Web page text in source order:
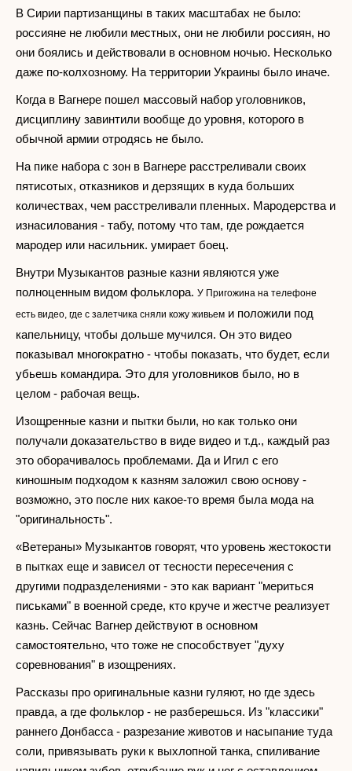
В Сирии партизанщины в таких масштабах не было:
россияне не любили местных, они не любили россиян, но
они боялись и действовали в основном ночью. Несколько
даже по-колхозному. На территории Украины было иначе.
Когда в Вагнере пошел массовый набор уголовников,
дисциплину завинтили вообще до уровня, которого в
обычной армии отродясь не было.
На пике набора с зон в Вагнере расстреливали своих
пятисотых, отказников и дерзящих в куда больших
количествах, чем расстреливали пленных. Мародерства и
изнасилования - табу, потому что там, где рождается
мародер или насильник. умирает боец.
Внутри Музыкантов разные казни являются уже
полноценным видом фольклора. У Пригожина на телефоне
есть видео, где с залетчика сняли кожу живьем и положили под
капельницу, чтобы дольше мучился. Он это видео
показывал многократно - чтобы показать, что будет, если
убьешь командира. Это для уголовников было, но в
целом - рабочая вещь.
Изощренные казни и пытки были, но как только они
получали доказательство в виде видео и т.д., каждый раз
это оборачивалось проблемами. Да и Игил с его
киношным подходом к казням заложил свою основу -
возможно, это после них какое-то время была мода на
"оригинальность".
«Ветераны» Музыкантов говорят, что уровень жестокости
в пытках еще и зависел от тесности пересечения с
другими подразделениями - это как вариант "мериться
письками" в военной среде, кто круче и жестче реализует
казнь. Сейчас Вагнер действуют в основном
самостоятельно, что тоже не способствует "духу
соревнования" в изощрениях.
Рассказы про оригинальные казни гуляют, но где здесь
правда, а где фольклор - не разберешься. Из "классики"
раннего Донбасса - разрезание животов и насыпание туда
соли, привязывать руки к выхлопной танка, спиливание